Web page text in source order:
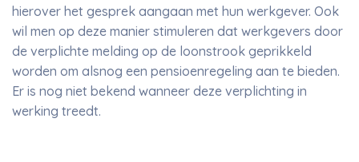
hierover het gesprek aangaan met hun werkgever. Ook
wil men op deze manier stimuleren dat werkgevers door
de verplichte melding op de loonstrook geprikkeld
worden om alsnog een pensioenregeling aan te bieden.
Er is nog niet bekend wanneer deze verplichting in
werking treedt.